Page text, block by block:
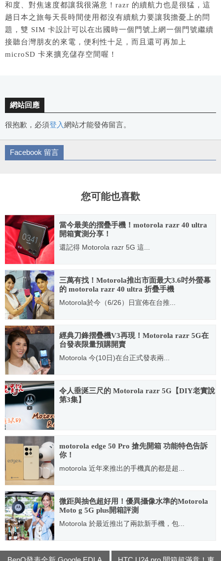
和度、對焦速度都讓我很滿意！razr 的續航力也是很猛，這
趟日本之旅每天長時間使用都沒有續航力要讓我擔憂上的問
題，雙 SIM 卡設計可以在出國時一個門號上網一個門號繼續
接聽台灣朋友的來電，便利性十足，而且還可再加上
microSD 卡來擴充儲存空間喔！
網站回應
很抱歉，必須登入網站才能發佈留言。
Facebook 留言
您可能也喜歡
當今最美的摺疊手機！motorola razr 40 ultra
開箱實測分享！
還記得 Motorola razr 5G 這...
2023.08.24
三萬有找！Motorola推出市面最大3.6吋外螢幕
的 motorola razr 40 ultra 折疊手機
Motorola於今（6/26）日宣佈在台推...
2023.06.26
經典刀鋒摺疊機V3再現！Motorola razr 5G在
台發表限量預購開賣
Motorola 今(10日)在台正式發表兩...
2020.11.10
令人垂涎三尺的 Motorola razr 5G【DIY老實說
第3集】
2020.12.04
motorola edge 50 Pro 搶先開箱 功能特色告訴
你！
motorola 近年來推出的手機真的都是超...
2024.06.28
微距與抽色超好用！優異攝像水準的Motorola
Moto g 5G plus開箱評測
Motorola 於最近推出了兩款新手機，包...